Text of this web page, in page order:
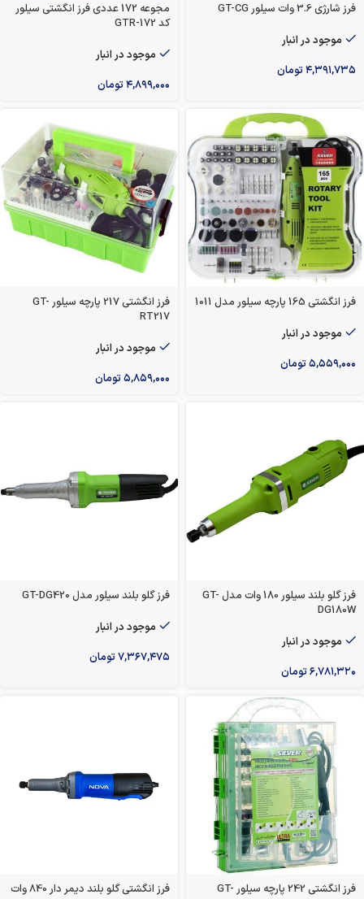
فرز شارژی 3.6 وات سیلور GT-CG
موجود در انبار
۴,۳۹۱,۷۳۵تومان
مجوعه 172 عددی فرز انگشتی سیلور
کد 172-GTR
موجود در انبار
۴,۸۹۹,۰۰۰تومان
فرز انگشتی 165 پارچه سیلور مدل 1011
موجود در انبار
۵,۵۵۹,۰۰۰تومان
فرز انگشتی 217 پارچه سیلور GT-
RT217
موجود در انبار
۵,۸۵۹,۰۰۰تومان
فرز گلو بلند سیلور 180 وات مدل GT-
DG180W
موجود در انبار
۶,۷۸۱,۳۲۰تومان
فرز گلو بلند سیلور مدل GT-DG420
موجود در انبار
۷,۳۶۷,۴۷۵تومان
فرز انگشتی 242 پارچه سیلور GT-
فرز انگشتی گلو بلند دیمر دار 840 وات